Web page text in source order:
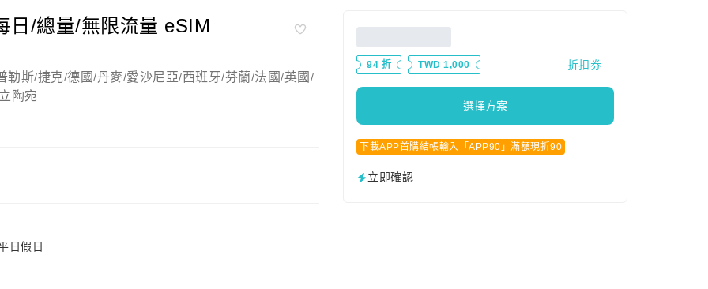
日/總量/無限流量 eSIM
勒斯/捷克/德國/丹麥/愛沙尼亞/西班牙/芬蘭/法國/英國 /
陶宛
日假日
94 折 TWD 1,000 折扣券
選擇方案
下載APP首購結帳輸入「APP90」滿額現折90
立即確認